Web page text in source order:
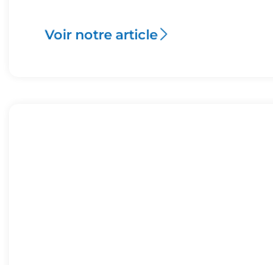
Voir notre article